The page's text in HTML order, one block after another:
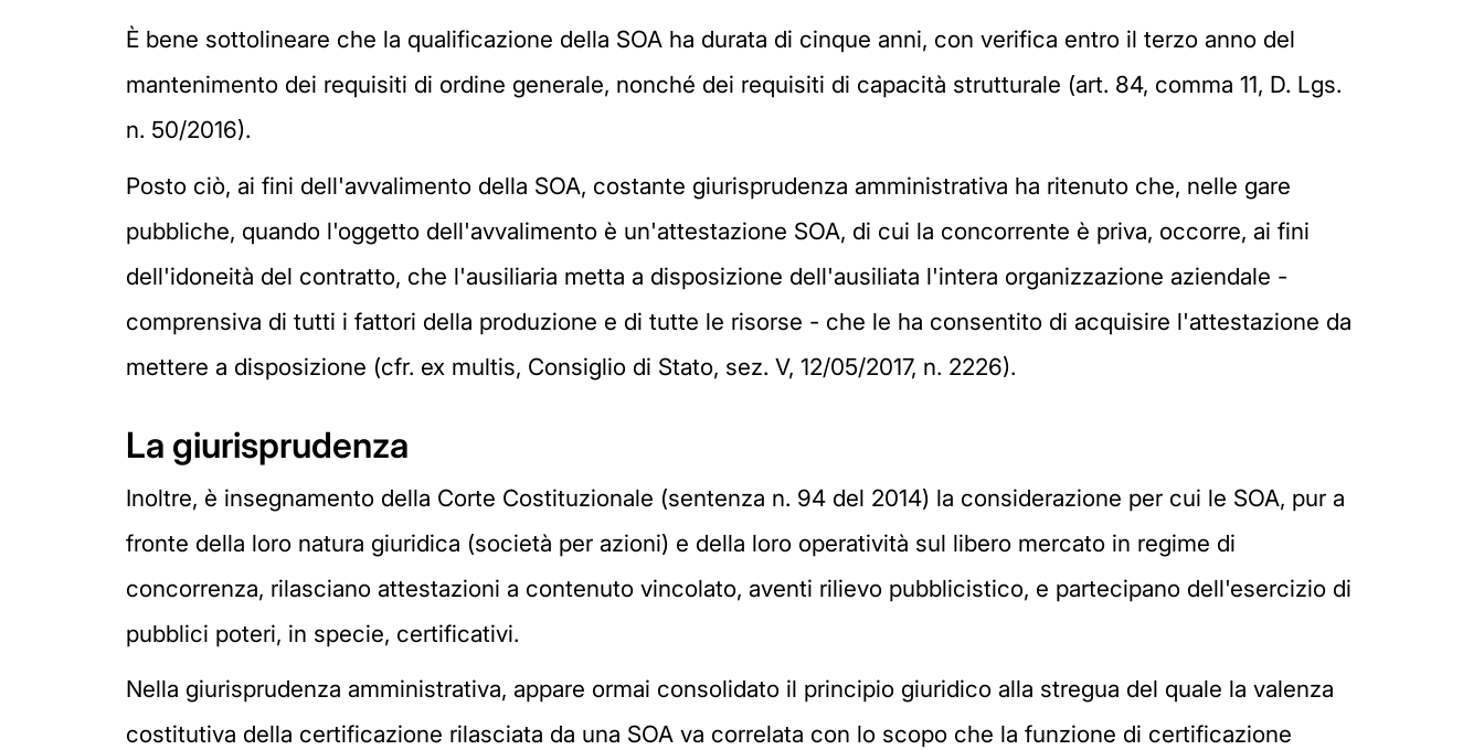
È bene sottolineare che la qualificazione della SOA ha durata di cinque anni, con verifica entro il terzo anno del
mantenimento dei requisiti di ordine generale, nonché dei requisiti di capacità strutturale (art. 84, comma 11, D. Lgs.
n. 50/2016).
Posto ciò, ai fini dell'avvalimento della SOA, costante giurisprudenza amministrativa ha ritenuto che, nelle gare
pubbliche, quando l'oggetto dell'avvalimento è un'attestazione SOA, di cui la concorrente è priva, occorre, ai fini
dell'idoneità del contratto, che l'ausiliaria metta a disposizione dell'ausiliata l'intera organizzazione aziendale -
comprensiva di tutti i fattori della produzione e di tutte le risorse - che le ha consentito di acquisire l'attestazione da
mettere a disposizione (cfr. ex multis, Consiglio di Stato, sez. V, 12/05/2017, n. 2226).
La giurisprudenza
Inoltre, è insegnamento della Corte Costituzionale (sentenza n. 94 del 2014) la considerazione per cui le SOA, pur a
fronte della loro natura giuridica (società per azioni) e della loro operatività sul libero mercato in regime di
concorrenza, rilasciano attestazioni a contenuto vincolato, aventi rilievo pubblicistico, e partecipano dell'esercizio di
pubblici poteri, in specie, certificativi.
Nella giurisprudenza amministrativa, appare ormai consolidato il principio giuridico alla stregua del quale la valenza
costitutiva della certificazione rilasciata da una SOA va correlata con lo scopo che la funzione di certificazione